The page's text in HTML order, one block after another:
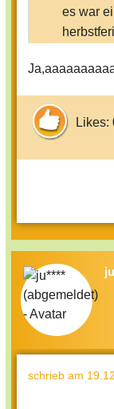
es war
Likes:
schrieb am